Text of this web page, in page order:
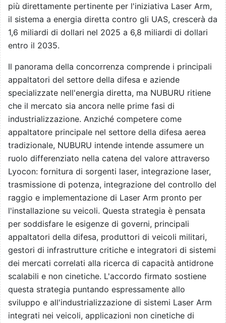
più direttamente pertinente per l'iniziativa Laser Arm,
il sistema a energia diretta contro gli UAS, crescerà da
1,6 miliardi di dollari nel 2025 a 6,8 miliardi di dollari
entro il 2035.
Il panorama della concorrenza comprende i principali
appaltatori del settore della difesa e aziende
specializzate nell'energia diretta, ma NUBURU ritiene
che il mercato sia ancora nelle prime fasi di
industrializzazione. Anziché competere come
appaltatore principale nel settore della difesa aerea
tradizionale, NUBURU intende intende assumere un
ruolo differenziato nella catena del valore attraverso
Lyocon: fornitura di sorgenti laser, integrazione laser,
trasmissione di potenza, integrazione del controllo del
raggio e implementazione di Laser Arm pronto per
l'installazione su veicoli. Questa strategia è pensata
per soddisfare le esigenze di governi, principali
appaltatori della difesa, produttori di veicoli militari,
gestori di infrastrutture critiche e integratori di sistemi
dei mercati correlati alla ricerca di capacità antidrone
scalabili e non cinetiche. L'accordo firmato sostiene
questa strategia puntando espressamente allo
sviluppo e all'industrializzazione di sistemi Laser Arm
integrati nei veicoli, applicazioni non cinetiche di